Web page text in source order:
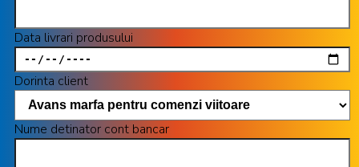
Data livrari produsului
Dorinta client
Nume detinator cont bancar